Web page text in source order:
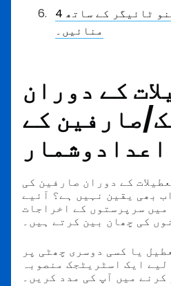
4 جولائی کو مینو ٹائیگر کے ساتھ
منائیں۔
کے دوران
صارفین کے
اعدادوشمار
کے دوران صارفین کی
بھی یقین نہیں ہے؟ آئیے
سرپرستوں کے اخراجات
کی چھان بین کرتے ہیں۔
یا کسی دوسری چھٹی پر
ایک اسٹریٹجک منصوبہ
کرنے میں آپ کی مدد کریں۔